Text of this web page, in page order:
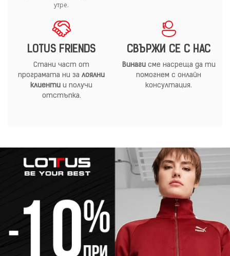
утре.
LOTUS FRIENDS
Стани част от
програмата ни за лоялни
клиенти и получи
отстъпка.
СВЪРЖИ СЕ С НАС
Винагисме насреща да ти
помогнем с онлайн
консултация.